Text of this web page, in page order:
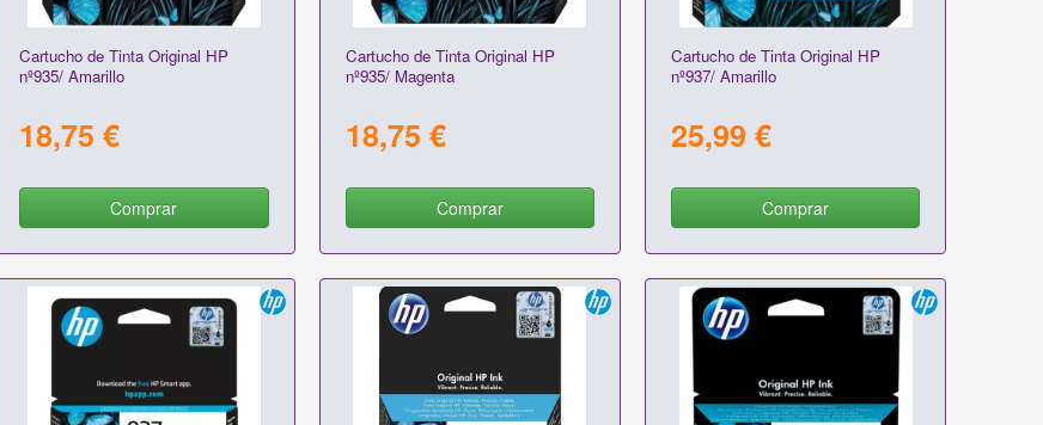
Cartucho de Tinta Original HP
nº935/ Amarillo
18,75 €
Comprar
Cartucho de Tinta Original HP
nº935/ Magenta
18,75 €
Comprar
Cartucho de Tinta Original HP
nº937/ Amarillo
25,99 €
Comprar